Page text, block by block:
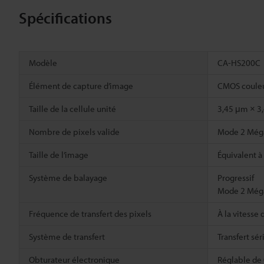
Spécifications
Modèle CA-HS200C
Élément de capture d’image CMOS
Taille de la cellule unité 3,45 μm ×
Nombre de pixels valide Mode 2
Taille de l’image Équivalent
Système de balayage
Progressif
Mode 2
Fréquence de transfert des pixels À la vitesse
Système de transfert Transfert
Obturateur électronique Réglable